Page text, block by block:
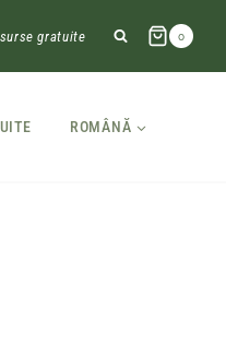
gratuite 0
ROMÂNĂ